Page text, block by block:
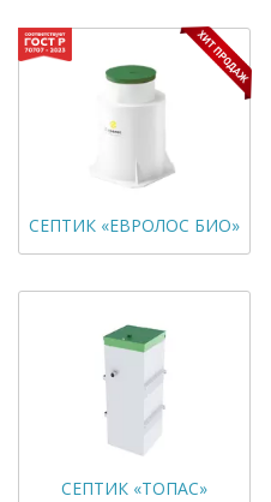
СЕПТИК «ЕВРОЛОС БИО»
СЕПТИК «ТОПАС»